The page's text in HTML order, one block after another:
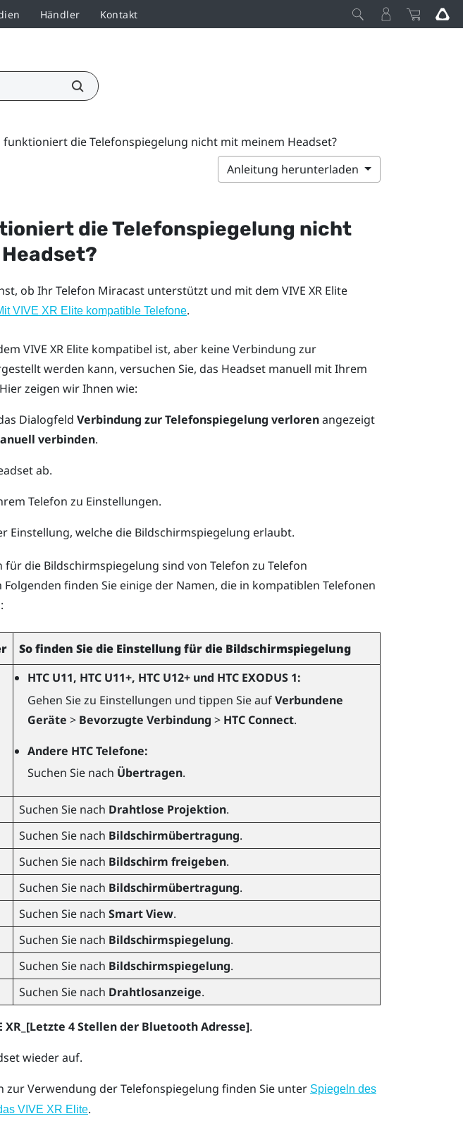
Händler Kontakt
funktioniert die Telefonspiegelung nicht mit meinem Headset?
Anleitung herunterladen
die Telefonspiegelung nicht
ob Ihr Telefon Miracastunterstützt und mit dem VIVE XR Elite
VIVE XR Elitekompatible Telefone.
VIVE XR Elitekompatibel ist, aber keine Verbindung zur
werden kann, versuchen Sie, das Headset manuell mit Ihrem
zeigen wir Ihnen wie:
Dialogfeld Verbindung zur Telefonspiegelung verlorenangezeigt
verbinden.
ab.
Telefon zu Einstellungen.
Einstellung, welche die Bildschirmspiegelung erlaubt.
für die Bildschirmspiegelung sind von Telefon zu Telefon
finden Sie einige der Namen, die in kompatiblen Telefonen
So finden Sie die Einstellung für die Bildschirmspiegelung
HTC U11, HTC U11+, HTC U12+ und HTC EXODUS 1:
Gehen Sie zu Einstellungen und tippen Sie aufVerbundene
Geräte > Bevorzugte Verbindung > HTC Connect.
Andere HTC Telefone:
Suchen Sie nach Übertragen.
Suchen Sie nach Drahtlose Projektion.
Suchen Sie nach Bildschirmübertragung.
Suchen Sie nach Bildschirm freigeben.
Suchen Sie nach Bildschirmübertragung.
Suchen Sie nach Smart View.
Suchen Sie nach Bildschirmspiegelung.
Suchen Sie nach Bildschirmspiegelung.
Suchen Sie nach Drahtlosanzeige.
XR_[Letzte 4 Stellen der Bluetooth Adresse].
wieder auf.
Verwendung der Telefonspiegelung finden Sie unter Spiegeln des
VIVE XR Elite.